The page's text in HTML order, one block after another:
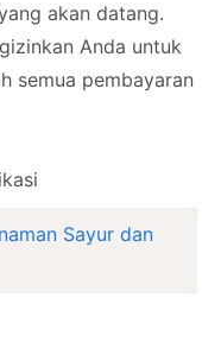
akan datang.
Anda untuk
semua pembayaran
Sayur dan